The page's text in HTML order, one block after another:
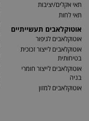
תאי אקלים/יציבות
תאי לחות
אוטוקלאבים תעשייתיים
אוטוקלאבים לגיפור
אוטוקלאבים לייצור זכוכית
בטיחותית
אוטוקלאבים לייצור חומרי
בניה
אוטוקלאבים למזון